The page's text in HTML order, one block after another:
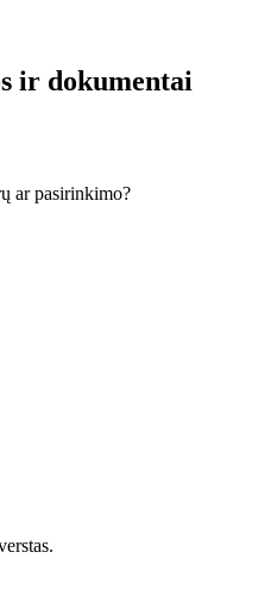
ir dokumentai
ar pasirinkimo?